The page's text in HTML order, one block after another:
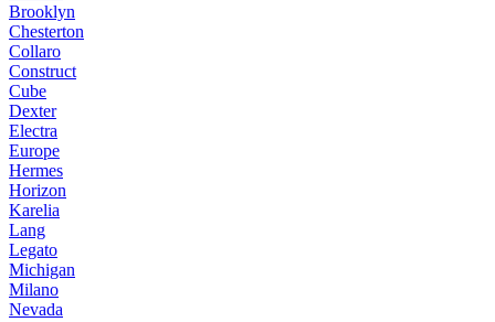
Brooklyn
Chesterton
Collaro
Construct
Cube
Dexter
Electra
Europe
Hermes
Horizon
Karelia
Lang
Legato
Michigan
Milano
Nevada